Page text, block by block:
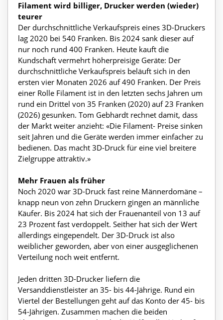
Filament wird billiger, Drucker werden (wieder)
teurer
Der durchschnittliche Verkaufspreis eines 3D-Druckers
lag 2020 bei 540 Franken. Bis 2024 sank dieser auf
nur noch rund 400 Franken. Heute kauft die
Kundschaft vermehrt höherpreisige Geräte: Der
durchschnittliche Verkaufspreis beläuft sich in den
ersten vier Monaten 2026 auf 490 Franken. Der Preis
einer Rolle Filament ist in den letzten sechs Jahren um
rund ein Drittel von 35 Franken (2020) auf 23 Franken
(2026) gesunken. Tom Gebhardt rechnet damit, dass
der Markt weiter anzieht: «Die Filament- Preise sinken
seit Jahren und die Geräte werden immer einfacher zu
bedienen. Das macht 3D-Druck für eine viel breitere
Zielgruppe attraktiv.»
Mehr Frauen als früher
Noch 2020 war 3D-Druck fast reine Männerdomäne –
knapp neun von zehn Druckern gingen an männliche
Käufer. Bis 2024 hat sich der Frauenanteil von 13 auf
23 Prozent fast verdoppelt. Seither hat sich der Wert
allerdings eingependelt. Der 3D-Druck ist also
weiblicher geworden, aber von einer ausgeglichenen
Verteilung noch weit entfernt.
Jeden dritten 3D-Drucker liefern die
Versanddienstleister an 35- bis 44-Jährige. Rund ein
Viertel der Bestellungen geht auf das Konto der 45- bis
54-Jährigen. Zusammen machen die beiden